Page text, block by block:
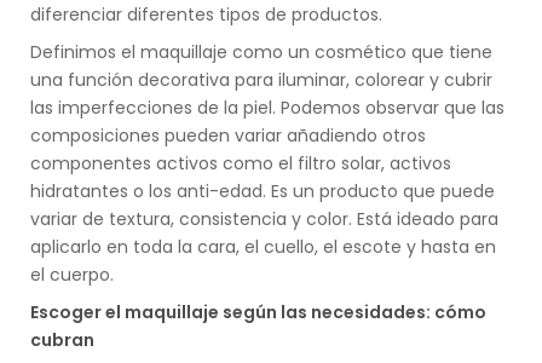
diferenciar diferentes tipos de productos.
Definimos el maquillaje como un cosmético que tiene
una función decorativa para iluminar, colorear y cubrir
las imperfecciones de la piel. Podemos observar que las
composiciones pueden variar añadiendo otros
componentes activos como el filtro solar, activos
hidratantes o los anti-edad. Es un producto que puede
variar de textura, consistencia y color. Está ideado para
aplicarlo en toda la cara, el cuello, el escote y hasta en
el cuerpo.
Escoger el maquillaje según las necesidades: cómo
cubran